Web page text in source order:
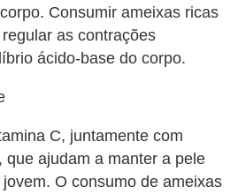
Consumir ameixas ricas
as contrações
ácido-base do corpo.
C, juntamente com
que ajudam a manter a pele
O consumo de ameixas